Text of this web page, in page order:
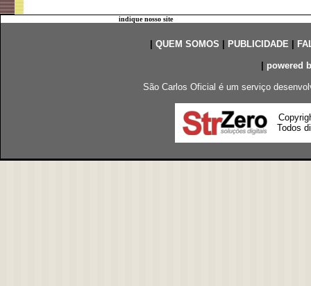
indique nosso site
QUEM SOMOS PUBLICIDADE|
powered
São Carlos Oficial é um serviço
Todos